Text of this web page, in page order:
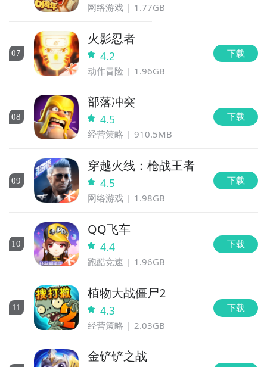
网络游戏 1.77GB
07
火影忍者
4.2
动作冒险 1.96GB
下载
08
部落冲突
4.5
经营策略 910.5MB
下载
09
穿越火线：枪战王者
4.5
网络游戏 1.98GB
下载
10
QQ飞车
4.4
跑酷竞速 1.96GB
下载
11
植物大战僵尸2
4.3
经营策略 2.03GB
下载
金铲铲之战